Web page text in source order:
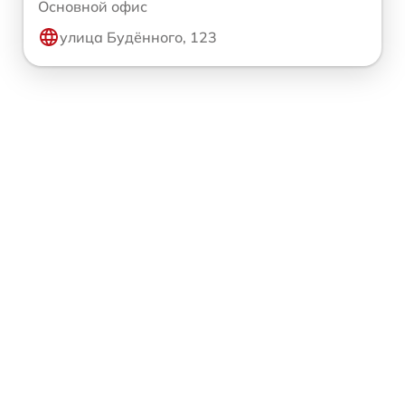
Основной офис
улица Будённого, 123